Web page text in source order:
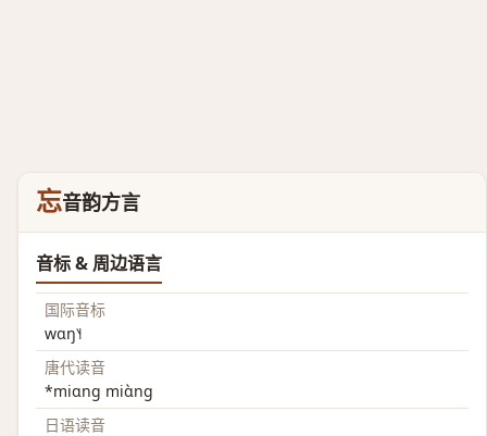
忘音韵方言
音标 & 周边语言
国际音标
wɑŋ˥˧
唐代读音
*miɑng miɑ̀ng
日语读音